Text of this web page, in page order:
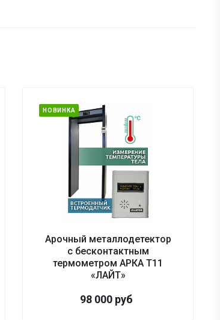
НОВИНКА
Арочный металлодетектор
с бесконтактным
термометром АРКА Т11
«ЛАЙТ»
98 000 руб